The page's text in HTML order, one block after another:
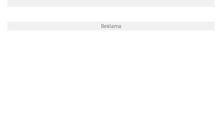
Reklama